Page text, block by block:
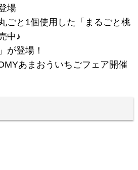
場
ごと1個使用した「まるごと桃
中♪
が登場！
あまおういちごフェア開催